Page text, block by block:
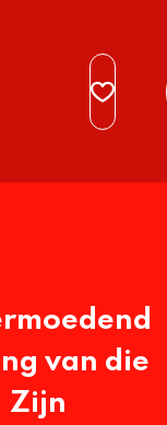
van die
Zijn